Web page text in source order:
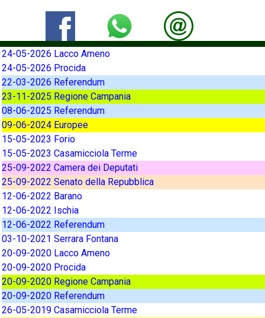
24-05-2026 Lacco Ameno
24-05-2026 Procida
22-03-2026 Referendum
23-11-2025 Regione Campania
08-06-2025 Referendum
09-06-2024 Europee
15-05-2023 Forio
15-05-2023 Casamicciola Terme
25-09-2022 Camera dei Deputati
25-09-2022 Senato della Repubblica
12-06-2022 Barano
12-06-2022 Ischia
12-06-2022 Referendum
03-10-2021 Serrara Fontana
20-09-2020 Lacco Ameno
20-09-2020 Procida
20-09-2020 Regione Campania
20-09-2020 Referendum
26-05-2019 Casamicciola Terme